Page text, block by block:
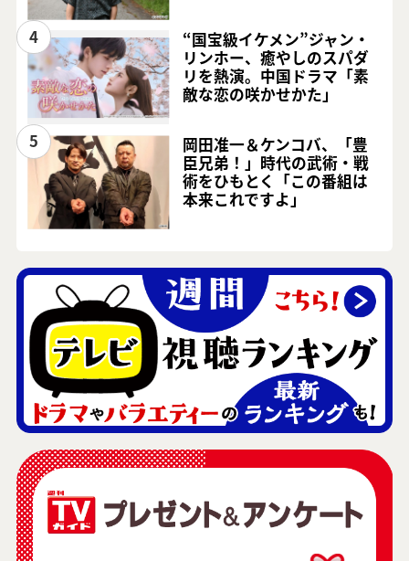
4
“国宝級イケメン”ジャン・
リンホー、癒やしのスパダ
リを熱演。中国ドラマ「素
敵な恋の咲かせかた」
5
岡田准一＆ケンコバ、「豊
臣兄弟！」時代の武術・戦
術をひもとく「この番組は
本来これですよ」